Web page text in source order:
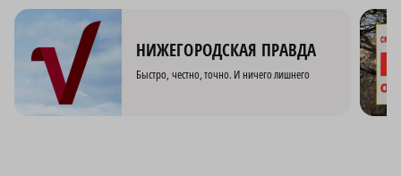
НИЖЕГОРОДСКАЯ ПРАВДА
Быстро, честно, точно. И ничего лишнего